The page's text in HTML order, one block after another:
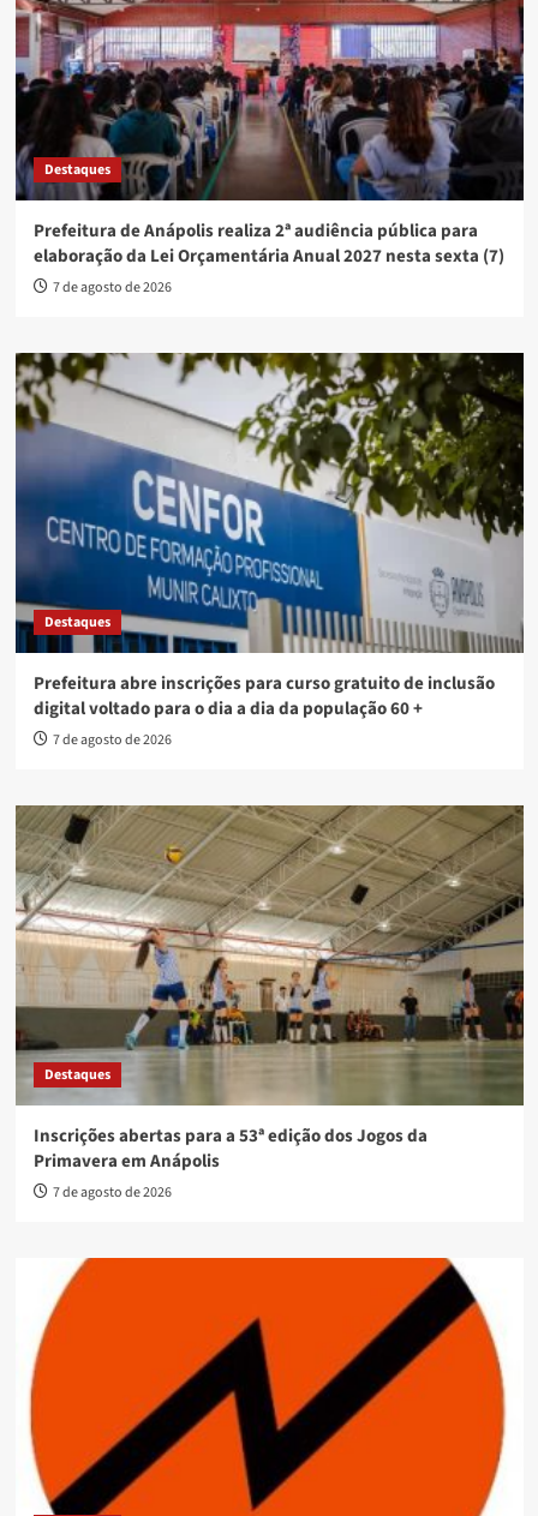
Destaques
Prefeitura de Anápolis realiza 2ª audiência pública para
elaboração da Lei Orçamentária Anual 2027 nesta sexta (7)
7 de agosto de 2026
Destaques
Prefeitura abre inscrições para curso gratuito de inclusão
digital voltado para o dia a dia da população 60 +
7 de agosto de 2026
Destaques
Inscrições abertas para a 53ª edição dos Jogos da
Primavera em Anápolis
7 de agosto de 2026